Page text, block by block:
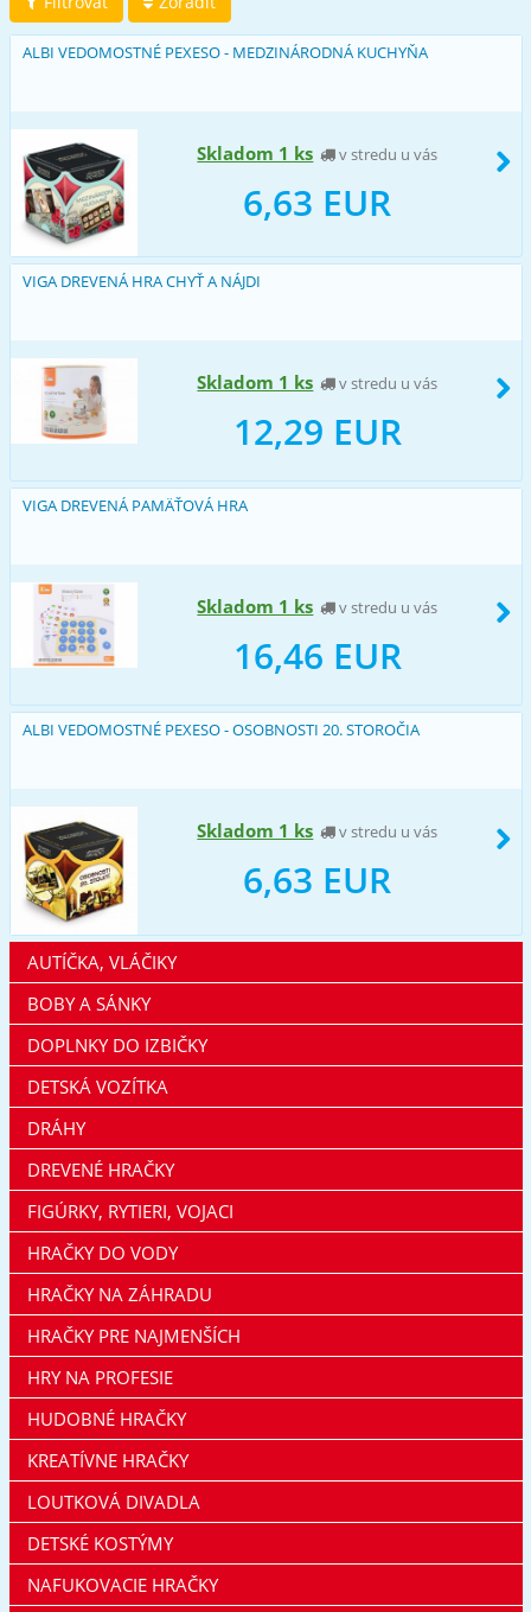
ALBI VEDOMOSTNÉ PEXESO - MEDZINÁRODNÁ KUCHYŇA
Skladom 1 ks v stredu u vás
6,63 EUR
VIGA DREVENÁ HRA CHYŤ A NÁJDI
Skladom 1 ks v stredu u vás
12,29 EUR
VIGA DREVENÁ PAMÄŤOVÁ HRA
Skladom 1 ks v stredu u vás
16,46 EUR
ALBI VEDOMOSTNÉ PEXESO - OSOBNOSTI 20. STOROČIA
Skladom 1 ks v stredu u vás
6,63 EUR
AUTÍČKA, VLÁČIKY
BOBY A SÁNKY
DOPLNKY DO IZBIČKY
DETSKÁ VOZÍTKA
DRÁHY
DREVENÉ HRAČKY
FIGÚRKY, RYTIERI, VOJACI
HRAČKY DO VODY
HRAČKY NA ZÁHRADU
HRAČKY PRE NAJMENŠÍCH
HRY NA PROFESIE
HUDOBNÉ HRAČKY
KREATÍVNE HRAČKY
LOUTKOVÁ DIVADLA
DETSKÉ KOSTÝMY
NAFUKOVACIE HRAČKY